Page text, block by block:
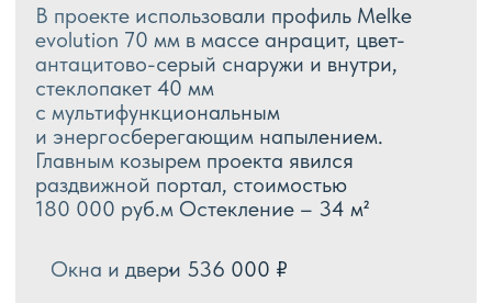
В каких случаях лучше выбрать
алюминиевое остекление?
Что такое «мягкие окна» и можно
ли их использовать зимой?
Какую гарантию вы
предоставляете?
монтажу окон?